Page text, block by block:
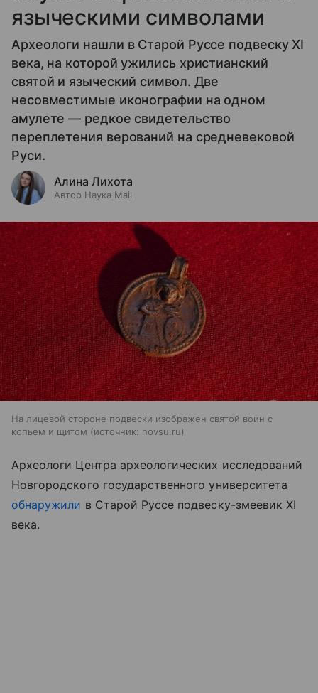
языческими символами
Археологи нашли в Старой Руссе подвеску XI
века, на которой ужились христианский
святой и языческий символ. Две
несовместимые иконографии на одном
амулете — редкое свидетельство
переплетения верований на средневековой
Руси.
Алина Лихота
Автор Наука Mail
На лицевой стороне подвески изображен святой воин с
копьем и щитом
источник: novsu.ru
Археологи Центра археологических исследований
Новгородского государственного университета
обнаружили в Старой Руссе подвеску-змеевик XI
века.